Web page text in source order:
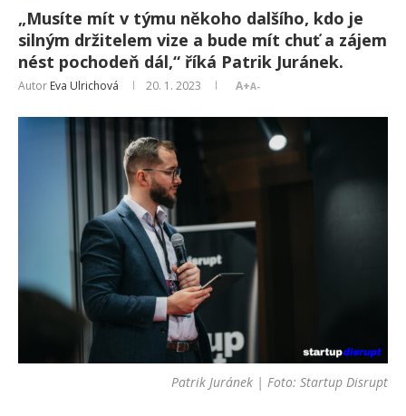
„Musíte mít v týmu někoho dalšího, kdo je
silným držitelem vize a bude mít chuť a zájem
nést pochodeň dál,“ říká Patrik Juránek.
Autor Eva Ulrichová 20. 1. 2023 A+A-
Patrik Juránek | Foto: Startup Disrupt